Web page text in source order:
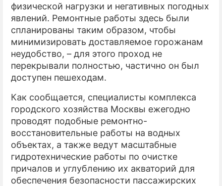
физической нагрузки и негативных погодных
явлений. Ремонтные работы здесь были
спланированы таким образом, чтобы
минимизировать доставляемое горожанам
неудобство, – для этого проход не
перекрывали полностью, частично он был
доступен пешеходам.
Как сообщается, специалисты комплекса
городского хозяйства Москвы ежегодно
проводят подобные ремонтно-
восстановительные работы на водных
объектах, а также ведут масштабные
гидротехнические работы по очистке
причалов и углублению их акваторий для
обеспечения безопасности пассажирских